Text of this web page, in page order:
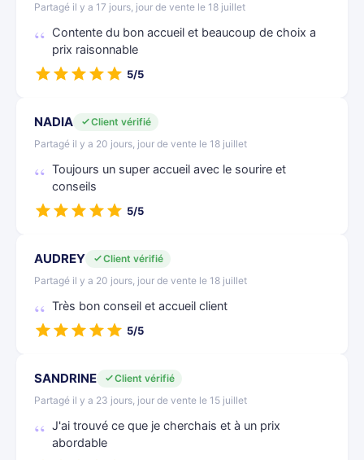
Partagé il y a 17 jours, jour de vente le 18 juillet
Contente du bon accueil et beaucoup de choix a
prix raisonnable
5/5
NADIA
Client vérifié
Partagé il y a 20 jours, jour de vente le 18 juillet
Toujours un super accueil avec le sourire et
conseils
5/5
AUDREY
Client vérifié
Partagé il y a 20 jours, jour de vente le 18 juillet
Très bon conseil et accueil client
5/5
SANDRINE
Client vérifié
Partagé il y a 23 jours, jour de vente le 15 juillet
J'ai trouvé ce que je cherchais et à un prix
abordable